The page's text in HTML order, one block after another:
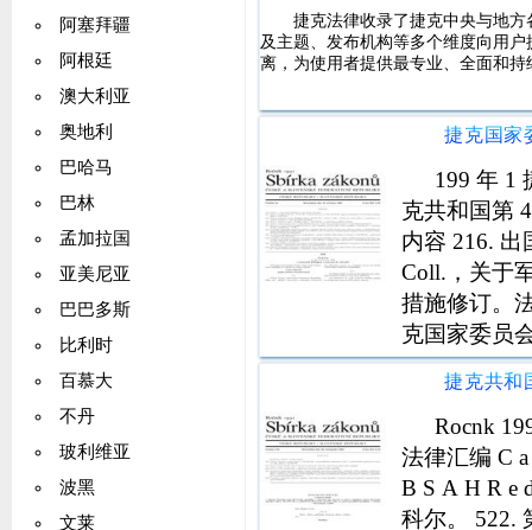
阿塞拜疆
阿根廷
澳大利亚
奥地利
巴哈马
巴林
孟加拉国
亚美尼亚
巴巴多斯
比利时
百慕大
不丹
玻利维亚
波黑
文莱
捷克法律收录了捷克中央与地
及主题、发布机构等多个维度向用
离，为使用者提供最专业、全面和
199 年 1
克共和国第
内容 216. 出
Coll.，关于
措施修订。
克国家委员
会的法案
国政
Rocnk
法律汇编 C
B S A H R e
科尔。 522.